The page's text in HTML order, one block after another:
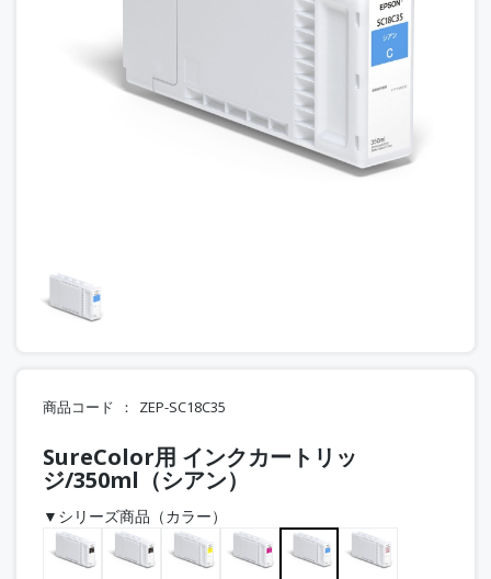
商品コード ZEP-SC18C35
SureColor用 インクカートリッ
ジ/350ml（シアン）
▼シリーズ商品（カラー）